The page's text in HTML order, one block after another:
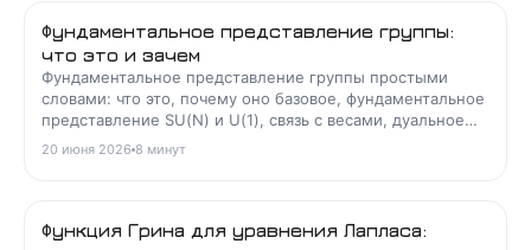
Фундаментальное представление группы:
что это и зачем
Фундаментальное представление группы простыми
словами: что это, почему оно базовое, фундаментальное
представление SU(N) и U(1), связь с весами, дуальное
представление и примеры в физике частиц.
20 июня 2026 8 минут
Функция Грина для уравнения Лапласа: